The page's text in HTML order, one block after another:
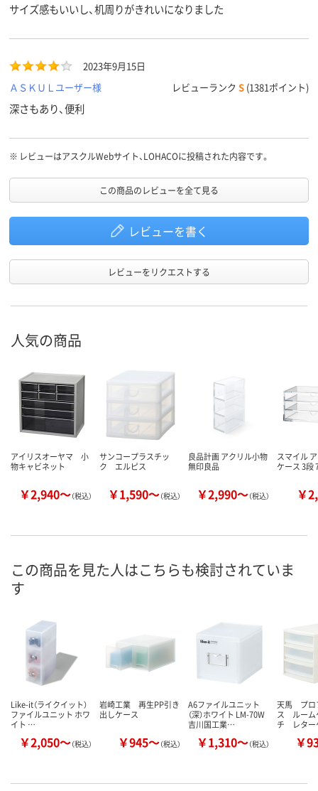
サイズ感もいいし、机周りがきれいになりました
2023年9月15日
ＡＳＫＵＬユーザー様
レビューランク S (1381ポイント)
深さもあり、便利
※ レビューはアスクルWebサイト、LOHACOに投稿された内容です。
この商品のレビューを全て見る
レビューを書く
レビューをリクエストする
人気の商品
アイリスオーヤマ 小
物キャビネット
￥2,940～（税込）
サンコープラスチッ
ク エルピス
￥1,590～（税込）
良品計画 アクリル小物
無印良品
￥2,990～（税込）
スマイル
ケース 3段
￥
この商品を見た人はこちらも検討されていま
す
Like-it（ライクイット）
ファイルユニット ホワ
イト …
￥2,050～（税込）
岩崎工業 再生PP引き
出しケース
￥945～（税込）
A6ファイルユニット
（深）ホワイト LM-70W
吉川国工業…
￥1,310～（税込）
天馬 プロ
ス ルーム
チ レタ
￥